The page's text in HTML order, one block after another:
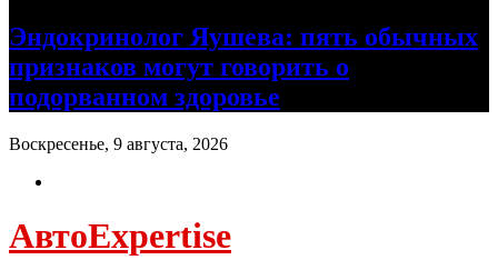
Эндокринолог Яушева: пять обычных
признаков могут говорить о
подорванном здоровье
Воскресенье, 9 августа, 2026
АвтоExpertise